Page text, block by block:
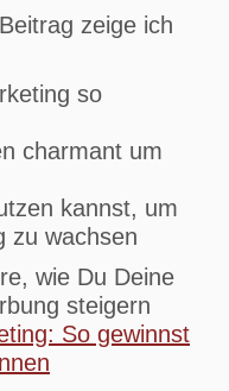
zeige ich
so
charmant um
kannst, um
zu wachsen
wie Du Deine
steigern
So gewinnst